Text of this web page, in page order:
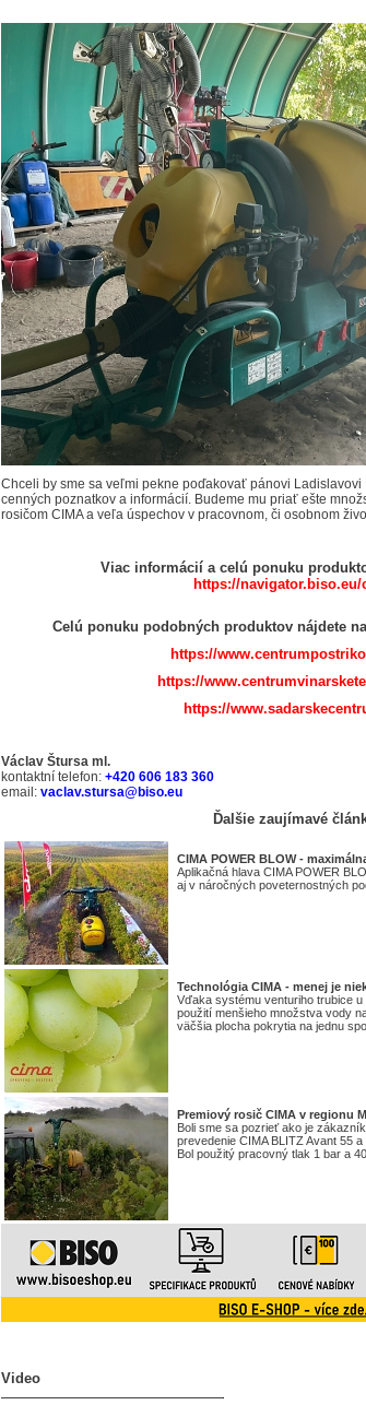
Chceli by sme sa veľmi pekne poďakovať pánovi
cenných poznatkov a informácií. Budeme mu priať ešte
rosičom CIMA a veľa úspechov v pracovnom, či osobnom
Viac informácií a celú ponuku
https://navigator.biso.eu/
Celú ponuku podobných produktov nájdete
https://
https://
https://
Václav Štursa ml.
kontaktní telefon: +420 606 183 360
email: vaclav.stursa@biso.eu
Ďalšie zaujímavé
CIMA POWER BLOW -
Aplikačná hlava CIMA POWER
aj v náročných poveternostných
Technológia CIMA - menej je
Vďaka systému venturiho trubice
použití menšieho množstva vody
väčšia plocha pokrytia na jednu
Premiový rosič CIMA v regionu
Boli sme sa pozrieť ako je
prevedenie CIMA BLITZ Avant 55
Bol použitý pracovný tlak 1 bar a
Video